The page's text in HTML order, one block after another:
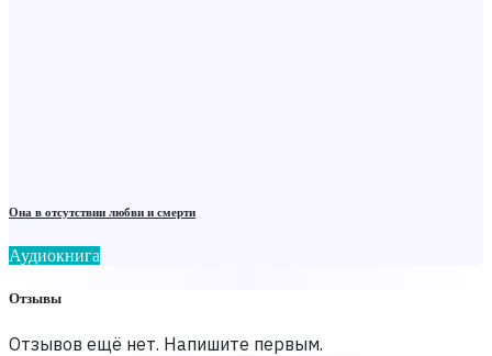
Она в отсутствии любви и смерти
Аудиокнига
Отзывы
Отзывов ещё нет. Напишите первым.